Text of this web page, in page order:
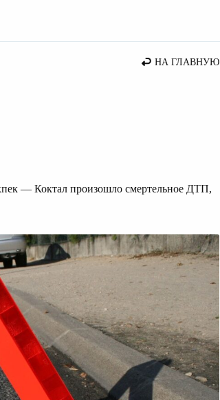
НА ГЛАВНУЮ
— Коктал произошло смертельное ДТП,